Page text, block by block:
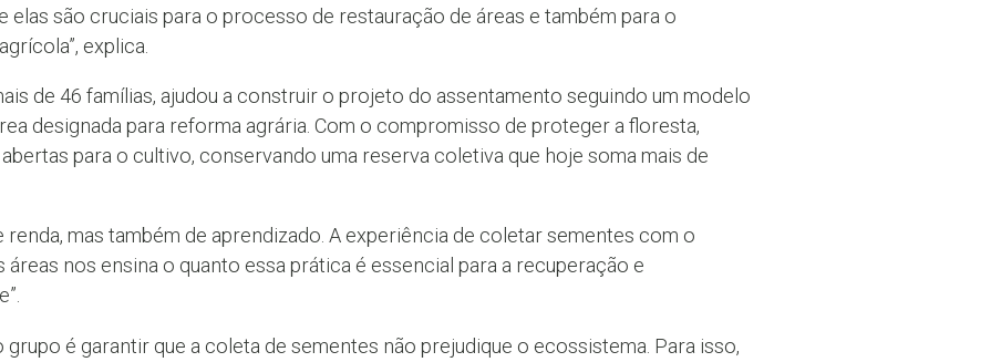
elas são cruciais para o processo de restauração de áreas e também para o
explica.
de 46 famílias, ajudou a construir o projeto do assentamento seguindo um modelo
designada para reforma agrária. Com o compromisso de proteger a floresta,
para o cultivo, conservando uma reserva coletiva que hoje soma mais de
renda, mas também de aprendizado. A experiência de coletar sementes com o
nos ensina o quanto essa prática é essencial para a recuperação e
é garantir que a coleta de sementes não prejudique o ecossistema. Para isso,